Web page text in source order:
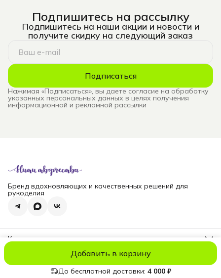
Добавить в корзину
До бесплатной доставки: 4 000 ₽
Подпишитесь на рассылку
Подпишитесь на наши акции и новости и
получите скидку на следующий заказ
Подписаться
Нажимая «Подписаться», вы даете согласие на обработку
указанных персональных данных в целях получения
информационной и рекламной рассылки
Бренд вдохновляющих и качественных решений для
рукоделия
Контакты
Эл. почта
nititv@yandex.ru
© niti_liveОплатаДоставкаПравила возвратаРеквизиты